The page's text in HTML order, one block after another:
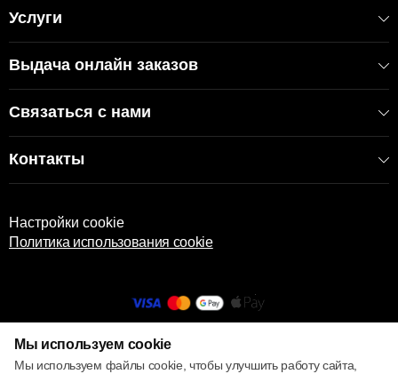
Услуги
Выдача онлайн заказов
Связаться с нами
Контакты
Настройки cookie
Политика использования cookie
© 2013 – 2026 ECOM
Мы используем cookie
Мы используем файлы cookie, чтобы улучшить работу сайта,